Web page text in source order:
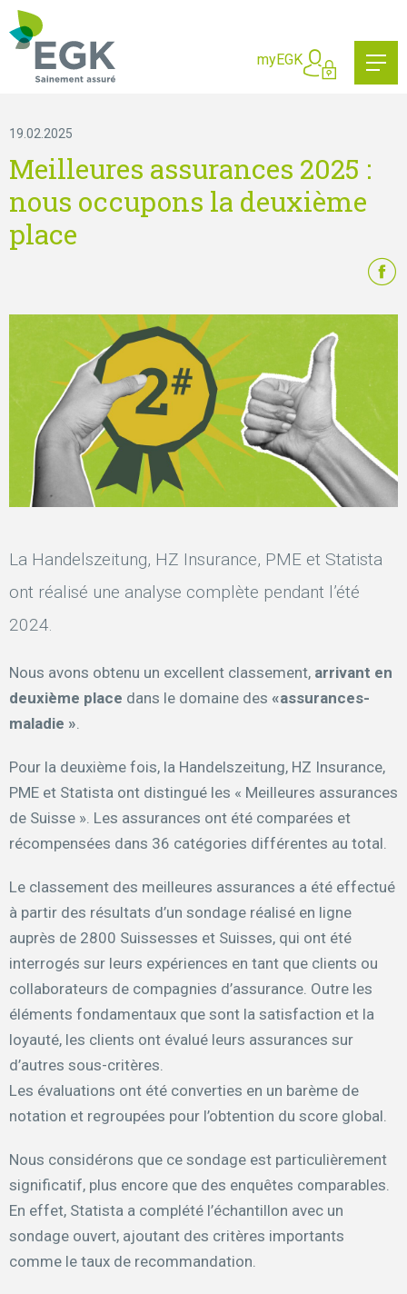
myEGK
19.02.2025
Meilleures assurances 2025 :
nous occupons la deuxième
place
La Handelszeitung, HZ Insurance, PME et Statista
ont réalisé une analyse complète pendant l’été
2024.
Nous avons obtenu un excellent classement, arrivant en
deuxième place dans le domaine des «assurances-
maladie »
Pour la deuxième fois, la Handelszeitung, HZ Insurance,
PME et Statista ont distingué les « Meilleures assurances
de Suisse ». Les assurances ont été comparées et
récompensées dans 36 catégories différentes au total.
Le classement des meilleures assurances a été effectué
à partir des résultats d’un sondage réalisé en ligne
auprès de 2800 Suissesses et Suisses, qui ont été
interrogés sur leurs expériences en tant que clients ou
collaborateurs de compagnies d’assurance. Outre les
éléments fondamentaux que sont la satisfaction et la
loyauté, les clients ont évalué leurs assurances sur
d’autres sous-critères.
Les évaluations ont été converties en un barème de
notation et regroupées pour l’obtention du score global.
Nous considérons que ce sondage est particulièrement
significatif, plus encore que des enquêtes comparables.
En effet, Statista a complété l’échantillon avec un
sondage ouvert, ajoutant des critères importants
comme le taux de recommandation.
Qu'est-ce que vous